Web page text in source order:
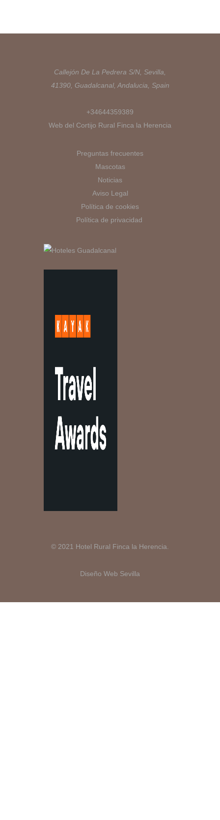
Callejón De La Pedrera S/N, Sevilla,
41390, Guadalcanal, Andalucia, Spain
+34644359389
Web del Cortijo Rural Finca la Herencia
Preguntas frecuentes
Mascotas
Noticias
Aviso Legal
Política de cookies
Política de privacidad
© 2021 Hotel Rural Finca la Herencia.
Diseño Web Sevilla